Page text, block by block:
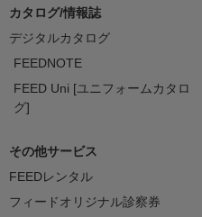
カタログ/情報誌
デジタルカタログ
FEEDNOTE
FEED Uni [ユニフォームカタロ
グ]
その他サービス
FEEDレンタル
フィードオリジナル診察券